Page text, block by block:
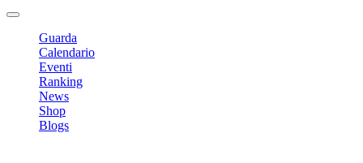
Guarda
Calendario
Eventi
Ranking
News
Shop
Blogs